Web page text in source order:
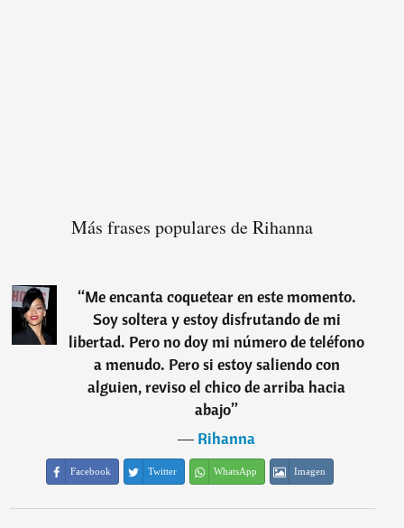
Más frases populares de Rihanna
“Me encanta coquetear en este momento.
Soy soltera y estoy disfrutando de mi
libertad. Pero no doy mi número de teléfono
a menudo. Pero si estoy saliendo con
alguien, reviso el chico de arriba hacia
abajo”
―Rihanna
Facebook Twitter WhatsApp Imagen